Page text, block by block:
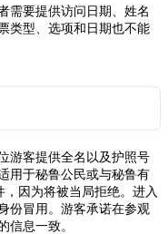
需要提供访问日期、姓名
类型、选项和日期也不能
游客提供全名以及护照号
用于秘鲁公民或与秘鲁有
因为将被当局拒绝。进入
份冒用。游客承诺在参观
信息一致。